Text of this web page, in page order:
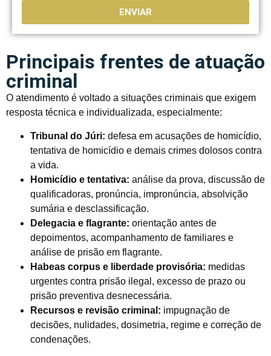
ENVIAR
Principais frentes de atuação
criminal
O atendimento é voltado a situações criminais que exigem
resposta técnica e individualizada, especialmente:
Tribunal do Júri: defesa em acusações de homicídio,
tentativa de homicídio e demais crimes dolosos contra
a vida.
Homicídio e tentativa: análise da prova, discussão de
qualificadoras, pronúncia, impronúncia, absolvição
sumária e desclassificação.
Delegacia e flagrante: orientação antes de
depoimentos, acompanhamento de familiares e
análise de prisão em flagrante.
Habeas corpus e liberdade provisória: medidas
urgentes contra prisão ilegal, excesso de prazo ou
prisão preventiva desnecessária.
Recursos e revisão criminal: impugnação de
decisões, nulidades, dosimetria, regime e correção de
condenações.